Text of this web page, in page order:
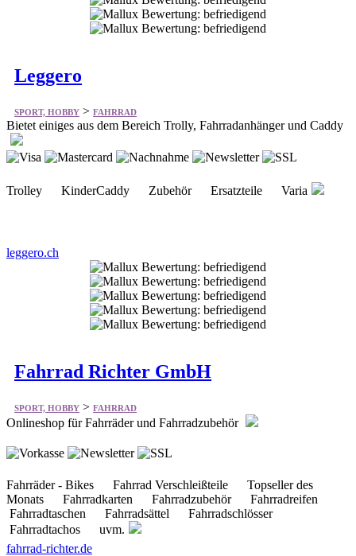
Leggero
SPORT, HOBBY > FAHRRAD
Bietet einiges aus dem Bereich Trolly, Fahrradanhänger und Caddy
Trolley KinderCaddy Zubehör Ersatzteile Varia
leggero.ch
Fahrrad Richter GmbH
SPORT, HOBBY > FAHRRAD
Onlineshop für Fahrräder und Fahrradzubehör
Fahrräder - Bikes Fahrrad Verschleißteile Topseller des
Monats Fahrradkarten Fahrradzubehör Fahrradreifen
Fahrradtaschen Fahrradsättel Fahrradschlösser
Fahrradtachos uvm.
fahrrad-richter.de